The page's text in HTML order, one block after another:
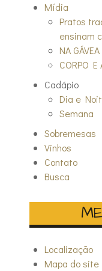
Mídia
Pratos
ensinam
NA GÁVEA
CORPO E
Cadápio
Dia e
Semana
Sobremesas
Vinhos
Contato
Busca
Localização
Mapa do site